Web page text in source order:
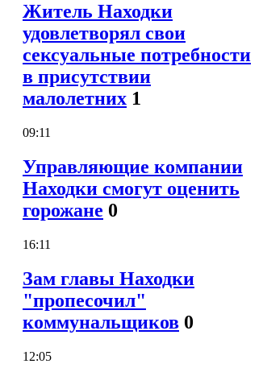
Житель Находки
удовлетворял свои
сексуальные потребности
в присутствии
малолетних 1
09:11
Управляющие компании
Находки смогут оценить
горожане 0
16:11
Зам главы Находки
"пропесочил"
коммунальщиков 0
12:05